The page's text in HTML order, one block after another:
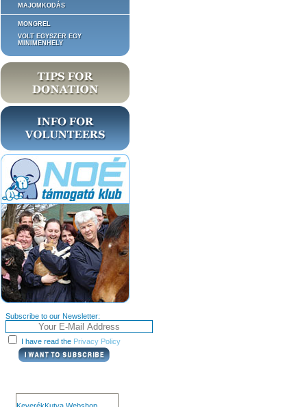
MAJOMKODÁS
MONGREL
VOLT EGYSZER EGY
MINIMENHELY
Subscribe to our Newsletter:
I have read the Privacy Policy